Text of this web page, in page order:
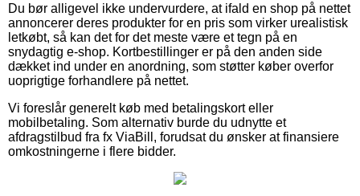
Du bør alligevel ikke undervurdere, at ifald en shop på nettet
annoncerer deres produkter for en pris som virker urealistisk
letkøbt, så kan det for det meste være et tegn på en
snydagtig e-shop. Kortbestillinger er på den anden side
dækket ind under en anordning, som støtter køber overfor
uoprigtige forhandlere på nettet.
Vi foreslår generelt køb med betalingskort eller
mobilbetaling. Som alternativ burde du udnytte et
afdragstilbud fra fx ViaBill, forudsat du ønsker at finansiere
omkostningerne i flere bidder.